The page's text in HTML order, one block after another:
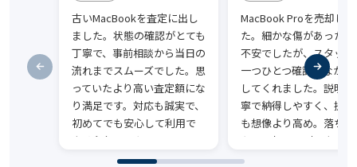
古いMacBookを査定に出し
ました。状態の確認がとても
丁寧で、事前相談から当日の
流れまでスムーズでした。思
っていたより高い査定額にな
り満足です。対応も誠実で、
初めてでも安心して利用で
きる印象でした。
MacBook Proを売却し
た。細かな傷があった
不安でしたが、スタッ
一つひとつ確認しながら
してくれました。説明
寧で納得しやすく、提
も想像より高め。落ち
た雰囲気で取引できて
でした。